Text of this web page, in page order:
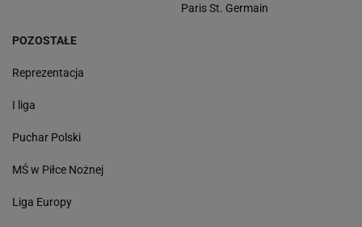
Paris St. Germain
POZOSTAŁE
Reprezentacja
I liga
Puchar Polski
MŚ w Piłce Nożnej
Liga Europy